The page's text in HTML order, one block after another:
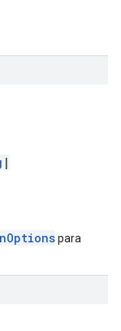
|
para